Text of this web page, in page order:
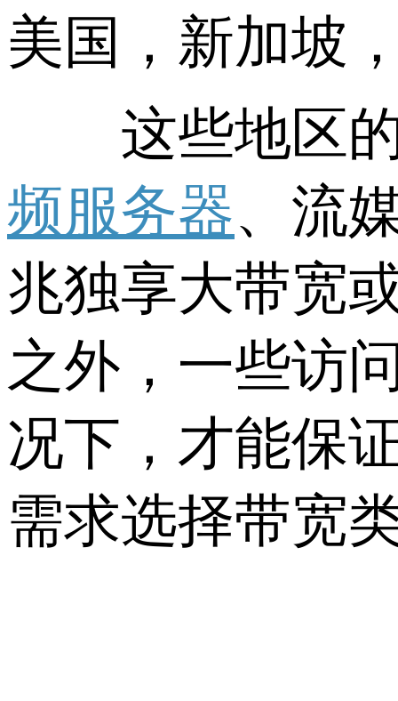
美国，新加坡
这些地区的
频服务器、流
兆独享大带宽
之外，一些访
况下，才能保
需求选择带宽